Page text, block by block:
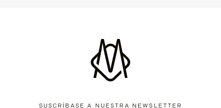
SUSCRÍBASE A NUESTRA NEWSLETTER